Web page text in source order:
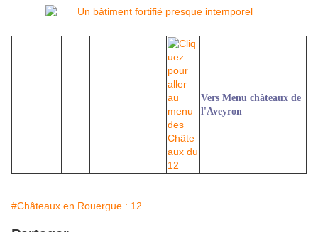
Vers Menu châteaux de
l'Aveyron
#Châteaux en Rouergue : 12